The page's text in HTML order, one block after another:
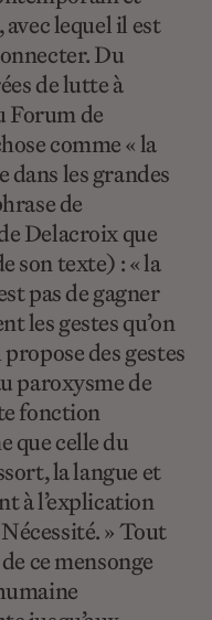
lequel il est
Du
de lutte à
Forum de
comme « la
les grandes
de
Delacroix que
son texte) : « la
pas de gagner
les gestes qu’on
des gestes
paroxysme de
fonction
que celle du
la langue et
à l’explication
» Tout
ce mensonge